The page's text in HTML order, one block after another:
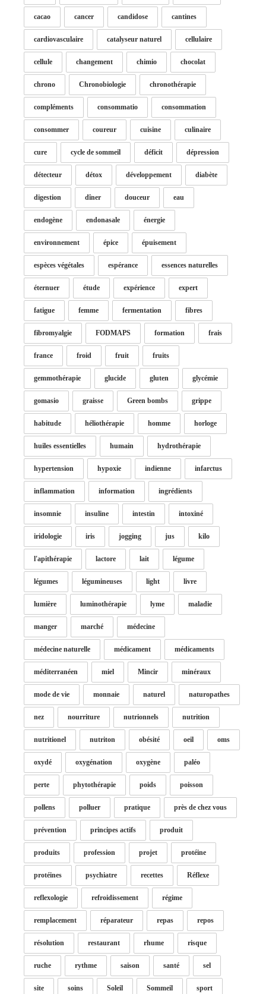
cacao cancer candidose cantines
cardiovasculaire catalyseur naturel cellulaire
cellule changement chimio chocolat
chrono Chronobiologie chronothérapie
compléments consommatio consommation
consommer coureur cuisine culinaire
cure cycle de sommeil déficit dépression
détecteur détox développement diabète
digestion dîner douceur eau
endogène endonasale énergie
environnement épice épuisement
espèces végétales espérance essences naturelles
éternuer étude expérience expert
fatigue femme fermentation fibres
fibromyalgie FODMAPS formation frais
france froid fruit fruits
gemmothérapie glucide gluten glycémie
gomasio graisse Green bombs grippe
habitude héliothérapie homme horloge
huiles essentielles humain hydrothérapie
hypertension hypoxie indienne infarctus
inflammation information ingrédients
insomnie insuline intestin intoxiné
iridologie iris jogging jus kilo
l'apithérapie lactore lait légume
légumes légumineuses light livre
lumière luminothérapie lyme maladie
manger marché médecine
médecine naturelle médicament médicaments
méditerranéen miel Mincir minéraux
mode de vie monnaie naturel naturopathes
nez nourriture nutrionnels nutrition
nutritionel nutriton obésité oeil oms
oxydé oxygénation oxygène paléo
perte phytothérapie poids poisson
pollens polluer pratique près de chez vous
prévention principes actifs produit
produits profession projet protéine
protéines psychiatre recettes Réflexe
reflexologie refroidissement régime
remplacement réparateur repas repos
résolution restaurant rhume risque
ruche rythme saison santé sel
site soins Soleil Sommeil sport